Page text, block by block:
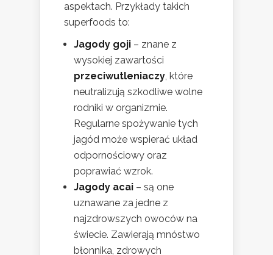
aspektach. Przykłady takich
superfoods to:
Jagody goji – znane z
wysokiej zawartości
przeciwutleniaczy, które
neutralizują szkodliwe wolne
rodniki w organizmie.
Regularne spożywanie tych
jagód może wspierać układ
odpornościowy oraz
poprawiać wzrok.
Jagody acai – są one
uznawane za jedne z
najzdrowszych owoców na
świecie. Zawierają mnóstwo
błonnika, zdrowych